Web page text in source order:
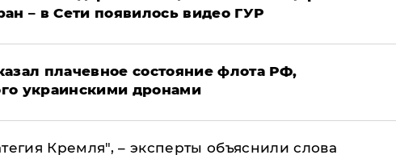
– в Сети появилось видео ГУР
плачевное состояние флота РФ,
украинскими дронами
Кремля", – эксперты объяснили слова